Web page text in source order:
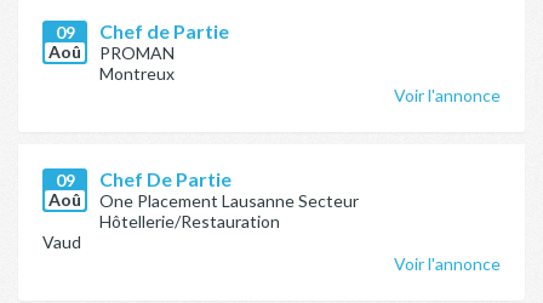
09
Aoû
Chef de Partie
PROMAN
Montreux
Voir l'annonce
09
Aoû
Chef De Partie
One Placement Lausanne Secteur
Hôtellerie/Restauration
Vaud
Voir l'annonce